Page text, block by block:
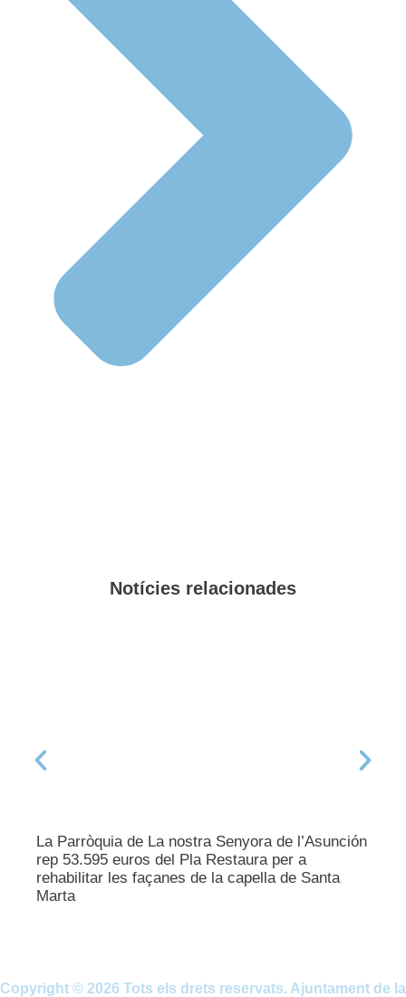
Notícies relacionades
La Parròquia de La nostra Senyora de l’Asunción
rep 53.595 euros del Pla Restaura per a
rehabilitar les façanes de la capella de Santa
Marta
Copyright © 2026 Tots els drets reservats. Ajuntament de la